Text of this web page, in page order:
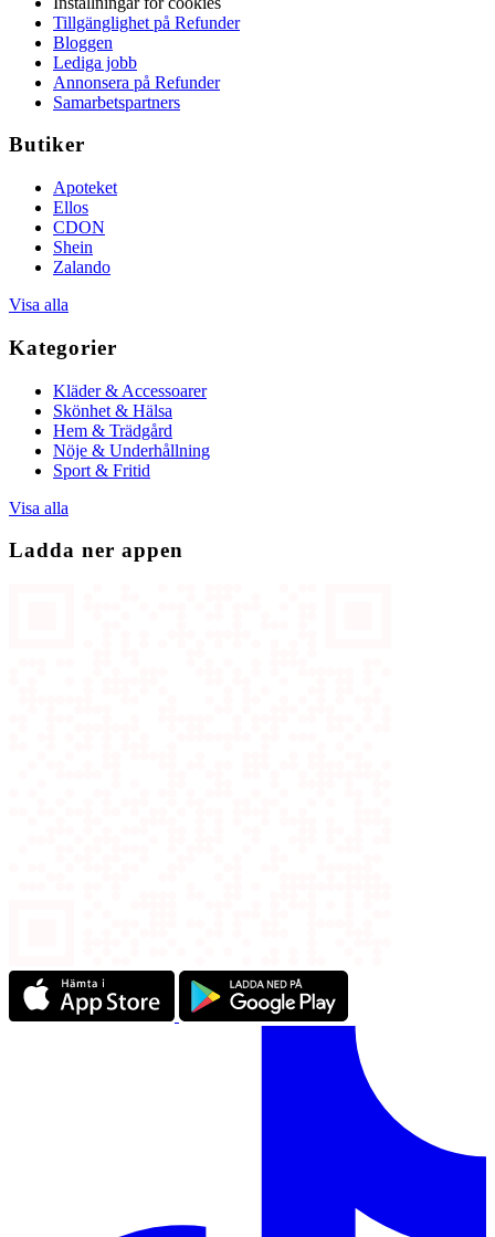
Tillgänglighet på Refunder
Bloggen
Lediga jobb
Annonsera på Refunder
Samarbetspartners
Butiker
Apoteket
Ellos
CDON
Shein
Zalando
Visa alla
Kategorier
Kläder & Accessoarer
Skönhet & Hälsa
Hem & Trädgård
Nöje & Underhållning
Sport & Fritid
Visa alla
Ladda ner appen